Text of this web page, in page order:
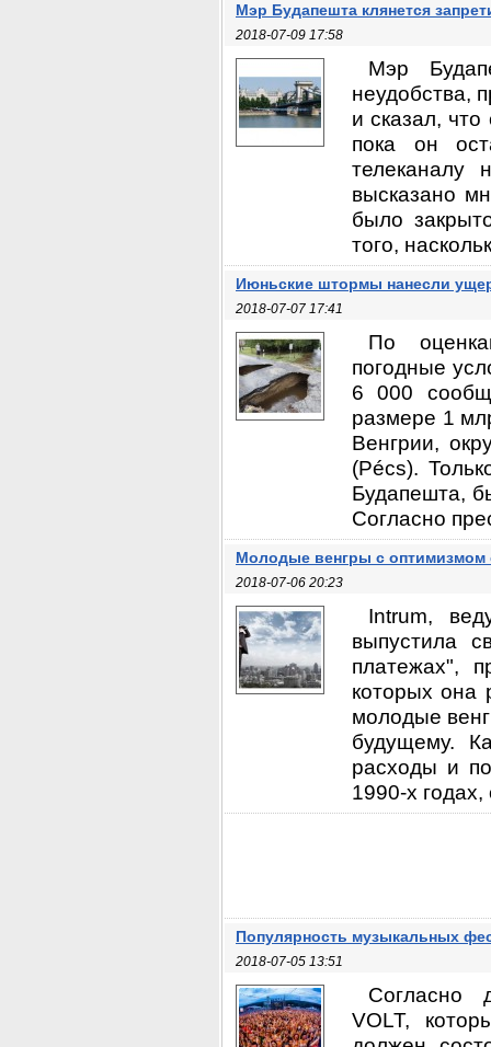
Мэр Будапешта клянется
2018-07-09 17:58
Мэр
неудобства,
и сказал,
пока он
высказано
было
того,
Июньские штормы нанесли
2018-07-07 17:41
По
погодные
6 000
размере 1
Венгрии,
(Pécs).
Будапешта,
Согласно
Молодые венгры с оптимизмом
2018-07-06 20:23
Intrum,
выпустила
платежах",
которых она
молодые
будущему.
расходы и
1990-х
Популярность музыкальных
2018-07-05 13:51
Согласно
VOLT,